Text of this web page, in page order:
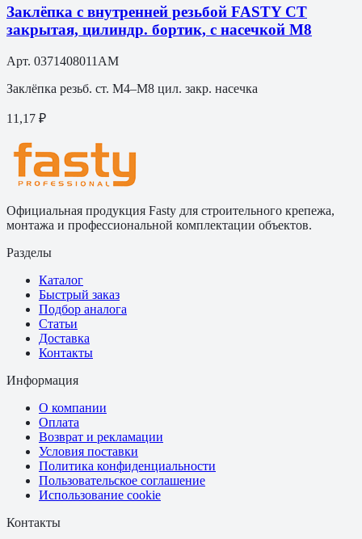
Заклёпка с внутренней резьбой FASTY СТ
закрытая, цилиндр. бортик, с насечкой М8
Арт. 0371408011AM
Заклёпка резьб. ст. M4–M8 цил. закр. насечка
11,17 ₽
Официальная продукция Fasty для строительного крепежа,
монтажа и профессиональной комплектации объектов.
Разделы
Каталог
Быстрый заказ
Подбор аналога
Статьи
Доставка
Контакты
Информация
О компании
Оплата
Возврат и рекламации
Условия поставки
Политика конфиденциальности
Пользовательское соглашение
Использование cookie
Контакты